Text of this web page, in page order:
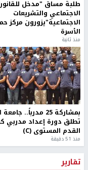
طلبة مساق "مدخل
الاجتماعي والتشريعات
الاجتماعية"يزورون مركز
الأسرة
منذ ثانية
بمشاركة 25 مدرباً..
تطلق دورة إعداد مدربي
القدم المستوى (C)
منذ 51 دقيقة
تقارير